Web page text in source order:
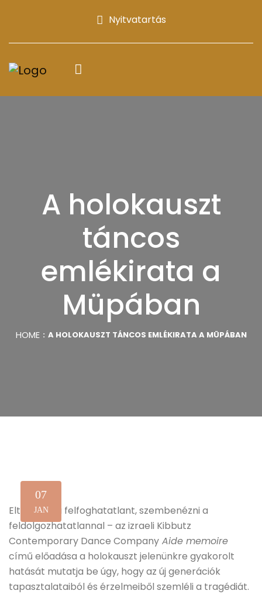
Nyitvatartás
A holokauszt
táncos
emlékirata a
Müpában
HOME A HOLOKAUSZT TÁNCOS EMLÉKIRATA A MÜPÁBAN
07
JAN
Eltáncolni a felfoghatatlant, szembenézni a
feldolgozhatatlannal – az izraeli Kibbutz
Contemporary Dance Company Aide memoire
című előadása a holokauszt jelenünkre gyakorolt
hatását mutatja be úgy, hogy az új generációk
tapasztalataiból és érzelmeiből szemléli a tragédiát.